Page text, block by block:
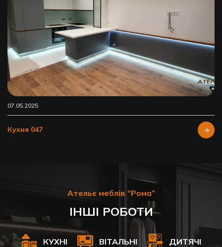
07.05.2025
Кухня 047
Ательє меблів “Рома”
ІНШІ РОБОТИ
КУХНІ ВІТАЛЬНІ ДИТЯЧІ